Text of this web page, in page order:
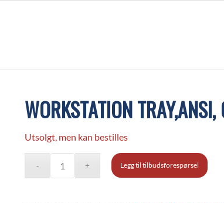
WORKSTATION TRAY,ANSI,
Utsolgt, men kan bestilles
Legg til tilbudsforespørsel